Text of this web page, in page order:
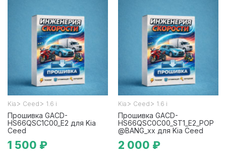
Kia > Ceed > 1.6 i
Прошивка GACD-
HS66QSC1C00_E2 для Kia
Ceed
1 500 ₽
Kia > Ceed > 1.6 i
Прошивка GACD-
HS66QSC0C00_ST1_E2_POP
@BANG_xx для Kia Ceed
2 000 ₽